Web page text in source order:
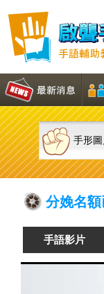
手形圖
分娩名
手語影片